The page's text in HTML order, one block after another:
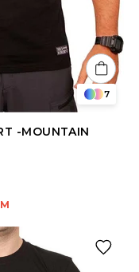
-MOUNTAIN
7